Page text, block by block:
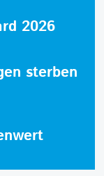
2026
sterben